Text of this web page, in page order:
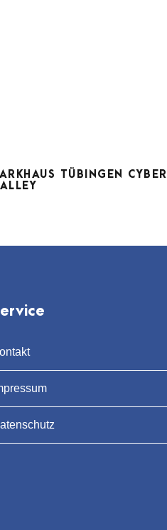
CYBER VALLEY
TÜBINGEN CYBER